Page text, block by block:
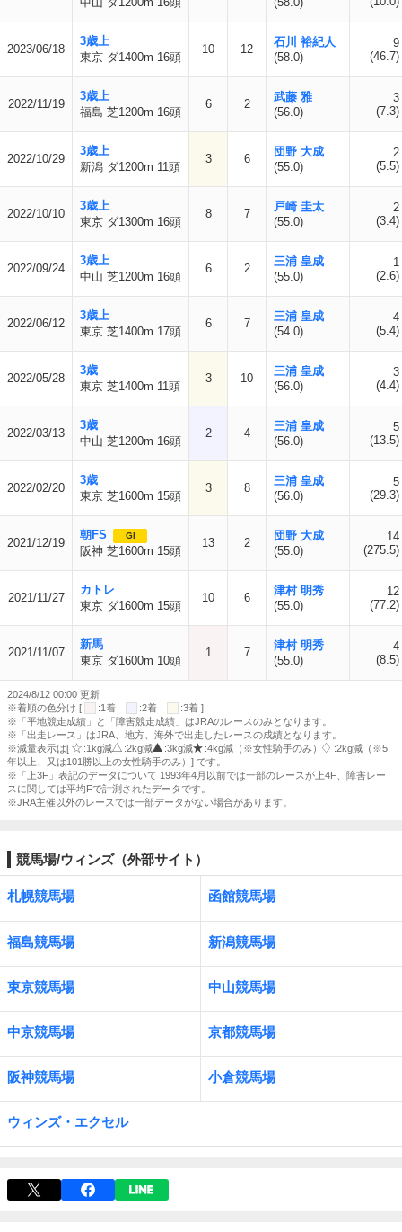
2023/06/18
3歳上
東京 ダ1400m 16頭
10 12
石川 裕紀人
(58.0)
9
(46.7)
2022/11/19
3歳上
福島 芝1200m 16頭
6 2
武藤 雅
(56.0)
3
(7.3)
2022/10/29
3歳上
新潟 ダ1200m 11頭
3 6
団野 大成
(55.0)
2
(5.5)
2022/10/10
3歳上
東京 ダ1300m 16頭
8 7
戸崎 圭太
(55.0)
2
(3.4)
2022/09/24
3歳上
中山 芝1200m 16頭
6 2
三浦 皇成
(55.0)
1
(2.6)
2022/06/12
3歳上
東京 芝1400m 17頭
6 7
三浦 皇成
(54.0)
4
(5.4)
2022/05/28
3歳
東京 芝1400m 11頭
3 10
三浦 皇成
(56.0)
3
(4.4)
2022/03/13
3歳
中山 芝1200m 16頭
2 4
三浦 皇成
(56.0)
5
(13.5)
2022/02/20
3歳
東京 芝1600m 15頭
3 8
三浦 皇成
(56.0)
5
(29.3)
2021/12/19
朝FS GI
阪神 芝1600m 15頭
13 2
団野 大成
(55.0)
14
(275.5)
2021/11/27
カトレ
東京 ダ1600m 15頭
10 6
津村 明秀
(55.0)
12
(77.2)
2021/11/07
新馬
東京 ダ1600m 10頭
1 7
津村 明秀
(55.0)
4
(8.5)
2024/8/12 00:00 更新
※着順の色分け [
:1着 :2着
:3着 ]
※「平地競走成績」と「障害競走成績」はJRAのレースのみとなります。
※「出走レース」はJRA、地方、海外で出走したレースの成績となります。
※減量表示は[
:1kg減 :2kg減 :3kg減 :4kg減（※女性騎手のみ）
:2kg減（※5
年以上、又は101勝以上の女性騎手のみ）] です。
※「上3F」表記のデータについて 1993年4月以前では一部のレースが上4F、障害レー
スに関しては平均Fで計測されたデータです。
※JRA主催以外のレースでは一部データがない場合があります。
競馬場/ウィンズ（外部サイト）
札幌競馬場 函館競馬場
福島競馬場 新潟競馬場
東京競馬場 中山競馬場
中京競馬場 京都競馬場
阪神競馬場 小倉競馬場
ウィンズ・エクセル